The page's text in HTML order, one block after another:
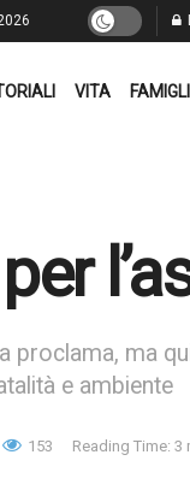
VITA
proclama, ma
e ambiente
153 Reading Time: 3